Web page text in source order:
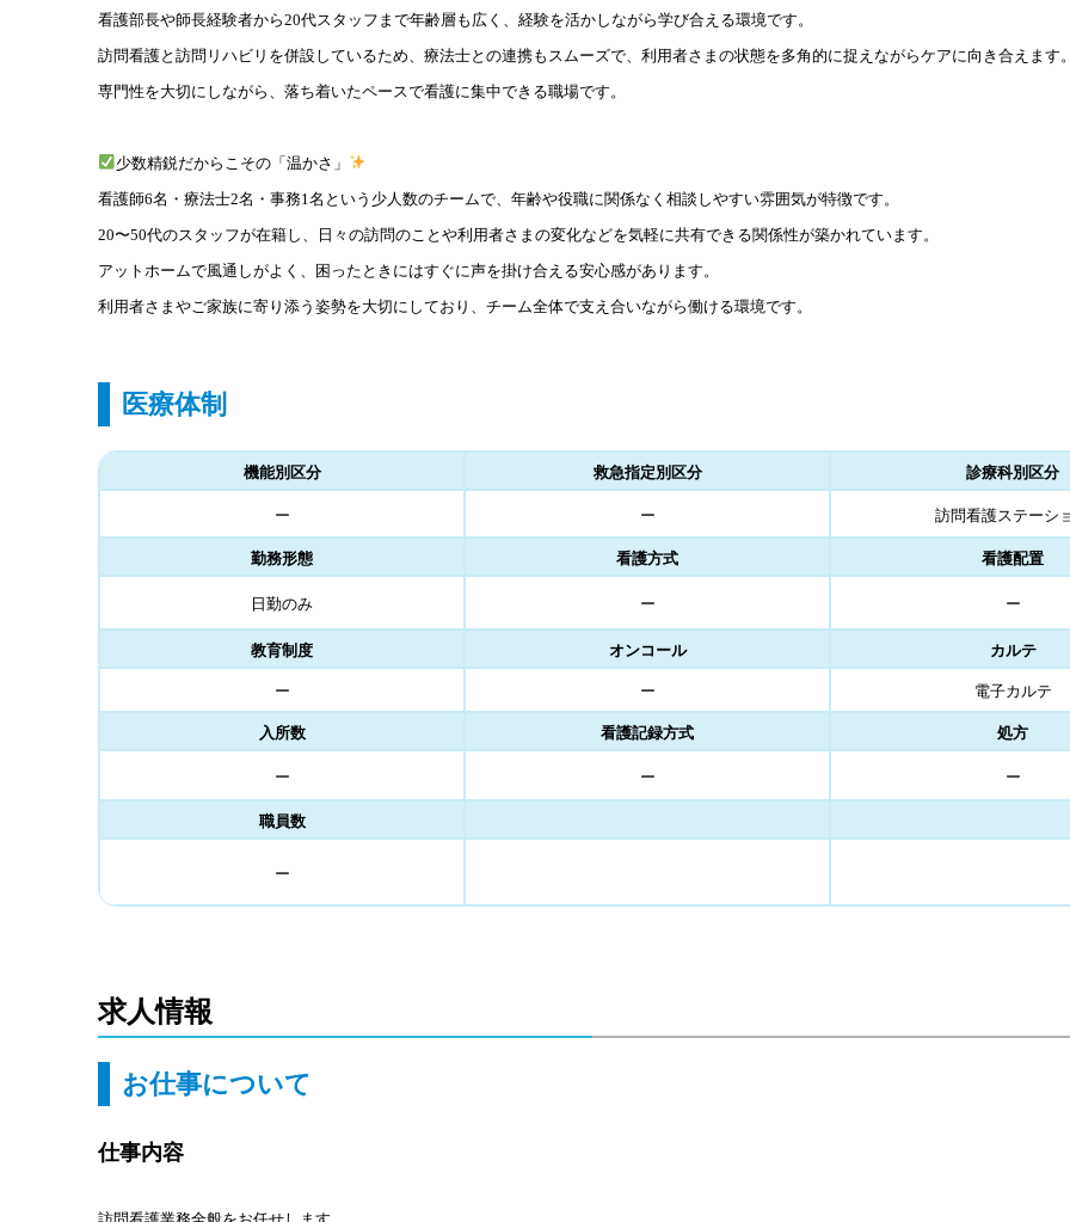
看護部長や師長経験者から20代スタッフまで年齢層も広く、経験を活かしながら学び合える環境です。
訪問看護と訪問リハビリを併設しているため、療法士との連携もスムーズで、利用者さまの状態を多角的に捉えながらケアに向き合えます
専門性を大切にしながら、落ち着いたペースで看護に集中できる職場です。
少数精鋭だからこその「温かさ」
看護師6名・療法士2名・事務1名という少人数のチームで、年齢や役職に関係なく相談しやすい雰囲気が特徴です。
20〜50代のスタッフが在籍し、日々の訪問のことや利用者さまの変化などを気軽に共有できる関係性が築かれています。
アットホームで風通しがよく、困ったときにはすぐに声を掛け合える安心感があります。
利用者さまやご家族に寄り添う姿勢を大切にしており、チーム全体で支え合いながら働ける環境です。
医療体制
機能別区分 救急指定別区分 診療科別区分
ー ー 訪問看護ステーシ
勤務形態 看護方式 看護配置
日勤のみ ー ー
教育制度 オンコール カルテ
ー ー 電子カルテ
入所数 看護記録方式 処方
ー ー ー
職員数
ー
求人情報
お仕事について
仕事内容